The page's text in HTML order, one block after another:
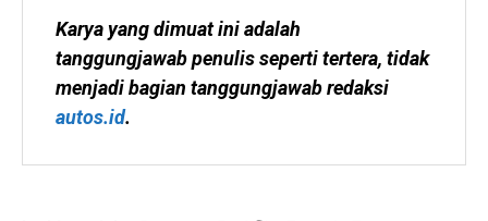
Karya yang dimuat ini adalah
tanggungjawab penulis seperti tertera, tidak
autos.id.